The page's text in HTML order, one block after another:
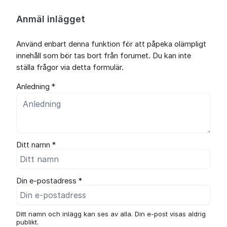
Anmäl inlägget
Använd enbart denna funktion för att påpeka olämpligt
innehåll som bör tas bort från forumet. Du kan inte
ställa frågor via detta formulär.
Anledning *
Ditt namn *
Din e-postadress *
Ditt namn och inlägg kan ses av alla. Din e-post visas aldrig
publikt.